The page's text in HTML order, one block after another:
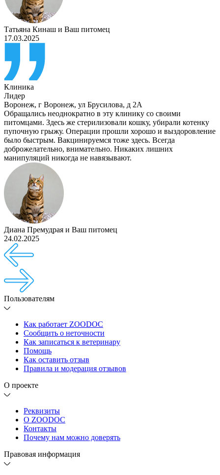
Татьяна Кинаш и Ваш питомец
17.03.2025
Клиника
Лидер
Воронеж, г Воронеж, ул Брусилова, д 2А
Обращались неоднократно в эту клинику со своими
питомцами. Здесь же стерилизовали кошку, убирали котенку
пупочную грыжу. Операции прошли хорошо и выздоровление
было быстрым. Вакцинируемся тоже здесь. Всегда
доброжелательно, внимательно. Никаких лишних
манипуляций никогда не навязывают.
Диана Премудрая и Ваш питомец
24.02.2025
Пользователям
Как работает ZOODOC
Сообщить о неточности
Как записаться к ветеринару
Помощь
Как оставить отзыв
Правила и модерация отзывов
О проекте
Реквизиты
О ZOODOC
Контакты
Почему нам можно доверять
Правовая информация